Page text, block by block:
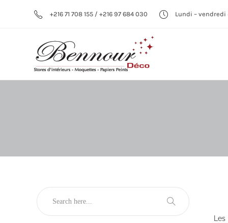
+216 71 708 155 / +216 97 684 030 Lundi – vendredi